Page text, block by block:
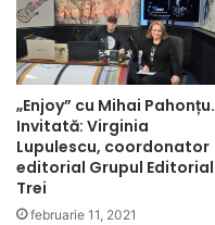
„Enjoy” cu Mihai Pahonțu.
Invitată: Virginia
Lupulescu, coordonator
editorial Grupul Editorial
Trei
februarie 11, 2021